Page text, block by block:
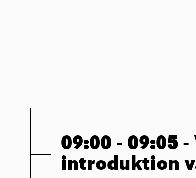
09:00 - 09:05
introduktion